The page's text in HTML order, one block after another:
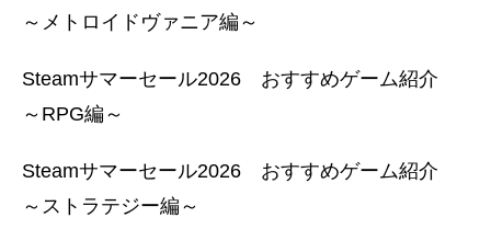
～メトロイドヴァニア編～
Steamサマーセール2026 おすすめゲーム紹介
～RPG編～
Steamサマーセール2026 おすすめゲーム紹介
～ストラテジー編～